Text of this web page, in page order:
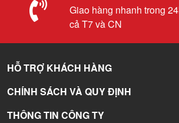
Giao hàng nhanh trong
cả T7 và CN
HỖ TRỢ KHÁCH HÀNG
CHÍNH SÁCH VÀ QUY ĐỊNH
THÔNG TIN CÔNG TY